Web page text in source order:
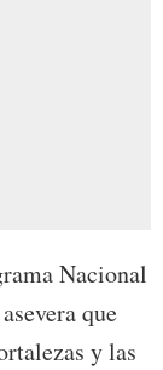
Nacional
que
y las